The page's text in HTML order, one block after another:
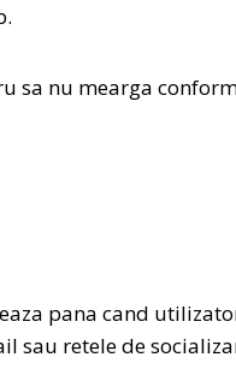
sa nu mearga
pana cand
sau retele de